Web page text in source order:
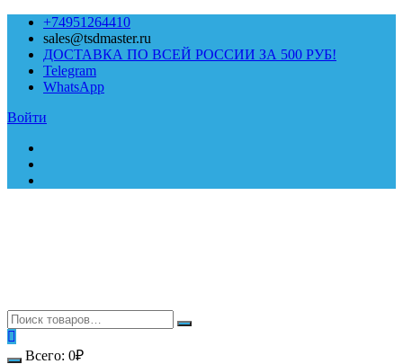
Перейти
содержимому
+74951264410
sales@tsdmaster.ru
ДОСТАВКА ПО ВСЕЙ РОССИИ ЗА 500 РУБ!
Telegram
WhatsApp
Войти
Всего: 0₽